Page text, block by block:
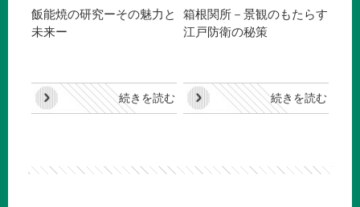
飯能焼の研究ーその魅力と
未来ー
続きを読む
箱根関所－景観のもたらす
江戸防衛の秘策
続きを読む